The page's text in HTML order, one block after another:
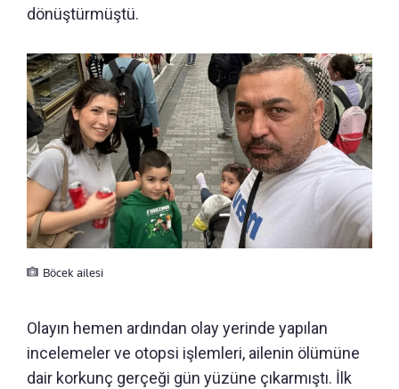
dönüştürmüştü.
Böcek ailesi
Olayın hemen ardından olay yerinde yapılan
incelemeler ve otopsi işlemleri, ailenin ölümüne
dair korkunç gerçeği gün yüzüne çıkarmıştı. İlk